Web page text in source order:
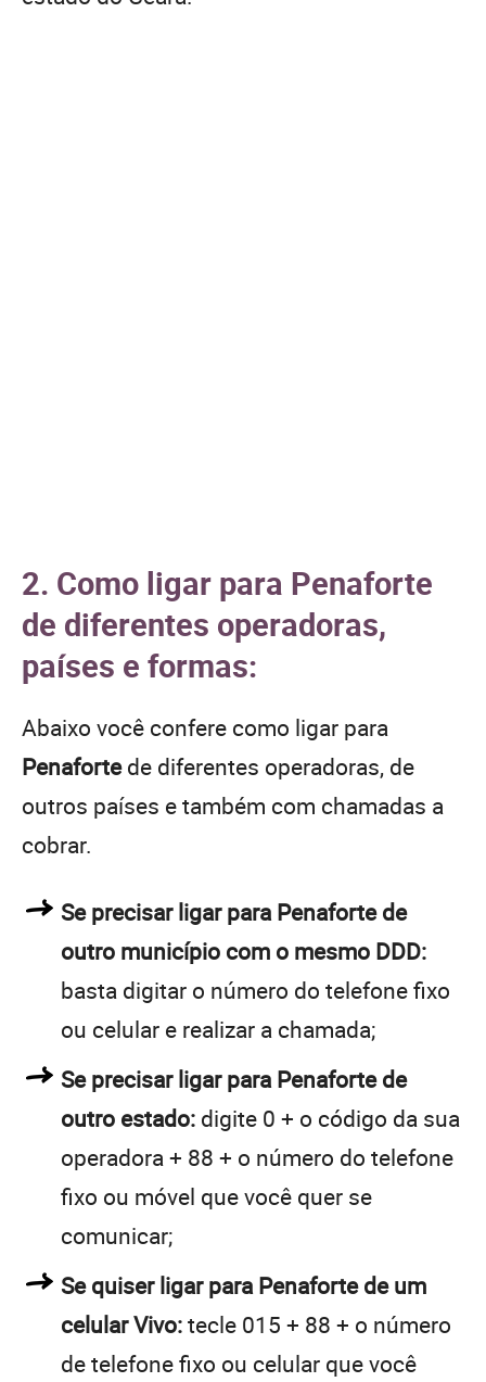
2. Como ligar para Penaforte
de diferentes operadoras,
países e formas:
Abaixo você confere como ligar para
Penafortede diferentes operadoras, de
outros países e também com chamadas a
cobrar.
Se precisar ligar para Penaforte de
outro município com o mesmo DDD:
basta digitar o número do telefone fixo
ou celular e realizar a chamada;
Se precisar ligar para Penaforte de
outro estado: digite 0 + o código da sua
operadora + 88 + o número do telefone
fixo ou móvel que você quer se
comunicar;
Se quiser ligar para Penaforte de um
celular Vivo:tecle 015 + 88 + o número
de telefone fixo ou celular que você